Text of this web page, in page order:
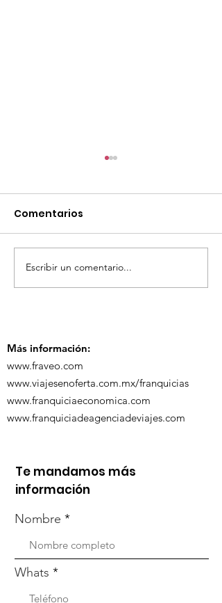
TourTravelynByFraveo
participó en la
Comentarios
Escribir un comentario...
Más información:
www.fraveo.com
www.viajesenoferta.com.mx/franquicias
www.franquiciaeconomica.com
www.franquiciadeagenciadeviajes.com
Te mandamos más
información
Nombre
Whats